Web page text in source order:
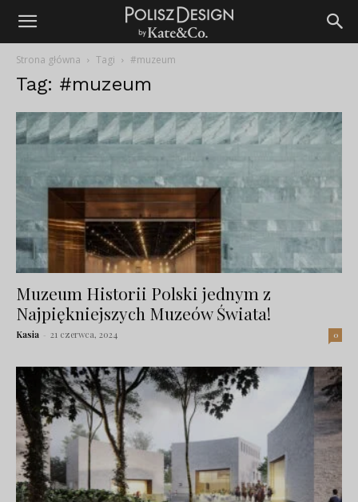
Strona główna Tagi #muzeum
Tag: #muzeum
Muzeum Historii Polski jednym z
Najpiękniejszych Muzeów Świata!
Kasia - 21 czerwca, 2024 0